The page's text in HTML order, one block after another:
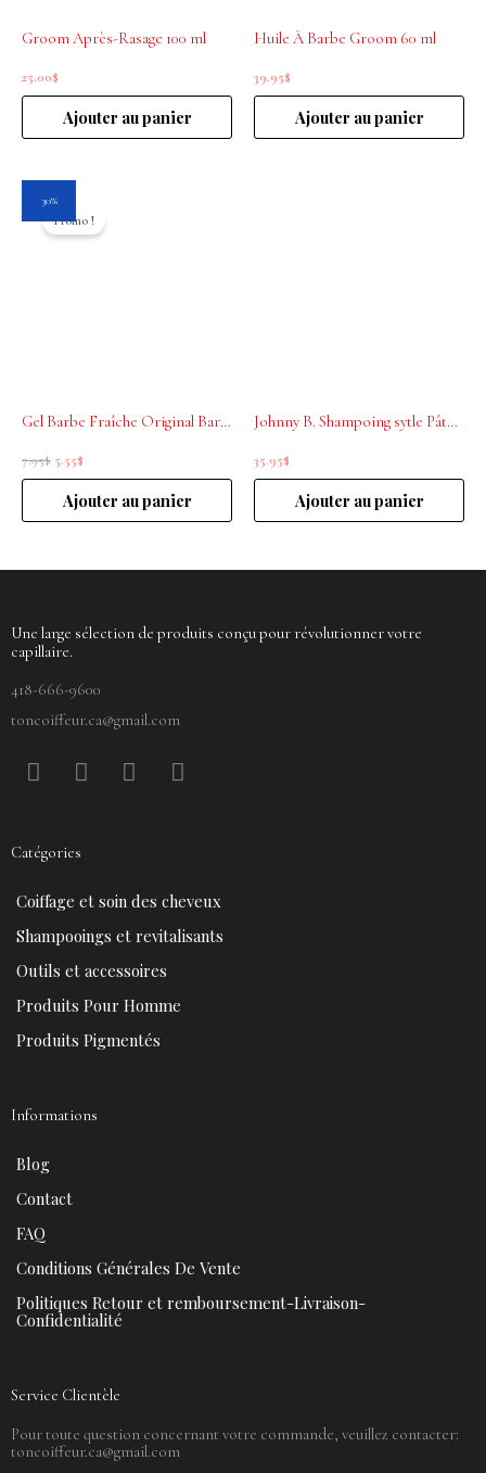
Groom Après-Rasage 100 ml
25.00$
Ajouter au panier
Huile À Barbe Groom 60 ml
39.95$
Ajouter au panier
30%
Promo !
Gel Barbe Fraîche Original Barber’s 8 ml
7.95$
Le
initial
5.55$
prix
actuel
Ajouter au panier
Johnny B. Shampoing sytle Pâte Barbe et Corps Shampoo Paste 16 oz
35.95$
Ajouter au panier
Une large sélection de produits conçu pour révolutionner votre
capillaire.
418-666-9600
toncoiffeur.ca@gmail.com
F
a
b
o
o
k
P
i
e
e
s
t
Y
o
b
e
I
n
r
a
Catégories
Coiffage et soin des cheveux
Shampooings et revitalisants
Outils et accessoires
Produits Pour Homme
Produits Pigmentés
Informations
Blog
Contact
FAQ
Conditions Générales De Vente
Politiques Retour et remboursement-Livraison-
Confidentialité
Service Clientèle
Pour toute question concernant votre commande, veuillez contacter:
toncoiffeur.ca@gmail.com